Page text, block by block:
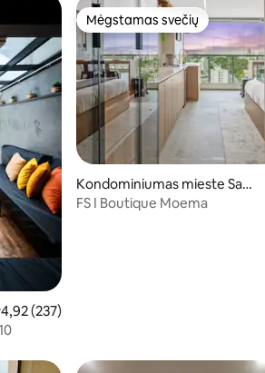
įvertinimas: 4,92 iš 5, atsiliepimų: 237
4,92 (237)
Mėgstamas svečių
Mėgstamas svečių
Kondominiumas mieste San
Paulas
FS I Boutique Moema